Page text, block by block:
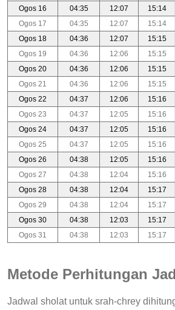
Ogos 16
04:35 12:07 15:14
Ogos 17
04:35 12:07 15:14
Ogos 18
04:36 12:07 15:15
Ogos 19
04:36 12:06 15:15
Ogos 20
04:36 12:06 15:15
Ogos 21
04:36 12:06 15:15
Ogos 22
04:37 12:06 15:16
Ogos 23
04:37 12:05 15:16
Ogos 24
04:37 12:05 15:16
Ogos 25
04:37 12:05 15:16
Ogos 26
04:38 12:05 15:16
Ogos 27
04:38 12:04 15:16
Ogos 28
04:38 12:04 15:17
Ogos 29
04:38 12:04 15:17
Ogos 30
04:38 12:03 15:17
Ogos 31
04:38 12:03 15:17
Metode Perhitungan
Jadwal sholat untuk srah-chrey